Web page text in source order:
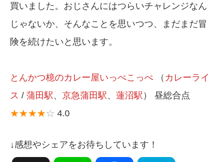
買いました。おじさんにはつらいチャレンジなん
じゃないか、そんなことを思いつつ、まだまだ冒
険を続けたいと思います。
とんかつ檍のカレー屋いっぺこっぺ （ カレーライ
ス / 蒲田駅、 京急蒲田駅、 蓮沼駅 ） 昼総合点
★★★★☆ 4.0
↓感想やシェアをお待ちしています！